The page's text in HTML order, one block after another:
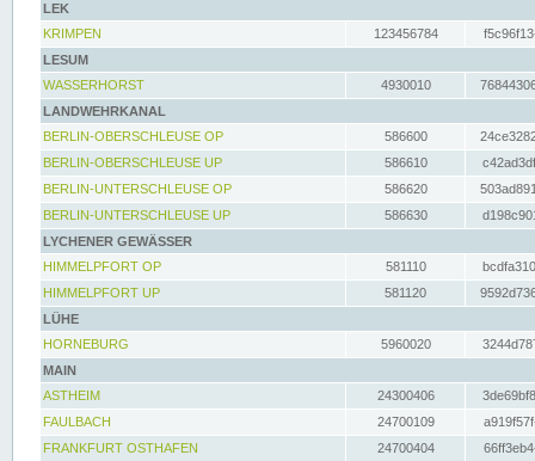
LEK
KRIMPEN
123456784
LESUM
WASSERHORST
4930010
LANDWEHRKANAL
BERLIN-OBERSCHLEUSE OP
586600
BERLIN-OBERSCHLEUSE UP
586610
BERLIN-UNTERSCHLEUSE OP
586620
BERLIN-UNTERSCHLEUSE UP
586630
LYCHENER GEWÄSSER
HIMMELPFORT OP
581110
HIMMELPFORT UP
581120
LÜHE
HORNEBURG
5960020
MAIN
ASTHEIM
24300406
FAULBACH
24700109
FRANKFURT OSTHAFEN
24700404